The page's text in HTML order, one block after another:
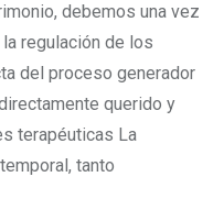
debemos una vez
regulación de los
del proceso generador
querido y
terapéuticas La
tanto